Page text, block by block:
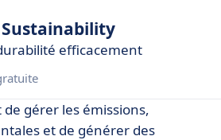
efficacement
gérer les émissions,
et de générer des